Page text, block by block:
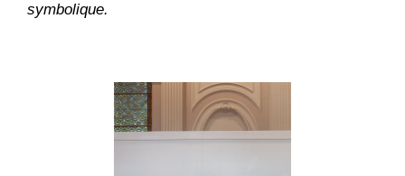
symbolique.